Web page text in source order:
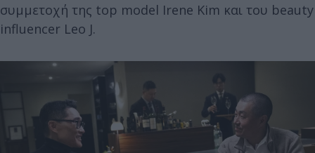
συμμετοχή της top model Irene Kim και του beauty
influencer Leo J.